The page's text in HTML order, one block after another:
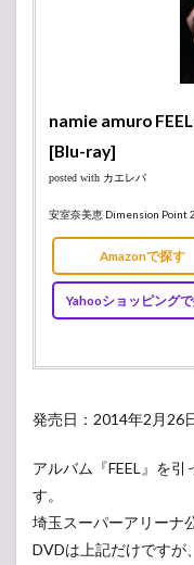
namie amuro
[Blu-ray]
posted with カエレバ
安室奈美恵 Dimension Point
Amazonで探す
Yahooショッピング
発売日：2014年2月26
アルバム『FEEL』を
す。
埼玉スーパーアリーナ
DVDは上記だけですが